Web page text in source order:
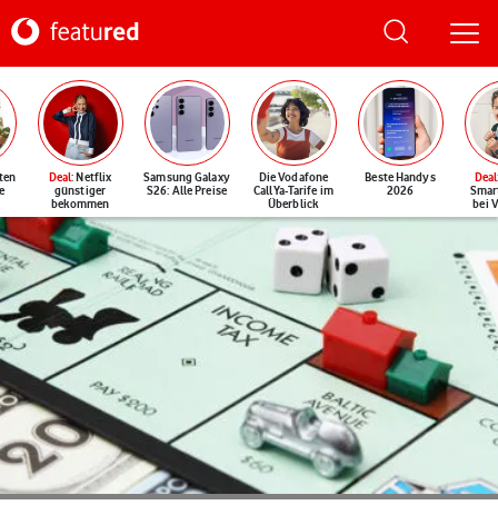
Deal: Netflix
günstiger
bekommen
Samsung Galaxy
S26: Alle Preise
Die Vodafone
CallYa-Tarife im
Überblick
Beste Handys
2026
Deal
bei